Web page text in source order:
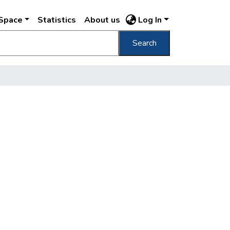
Statistics About us Log In
Search